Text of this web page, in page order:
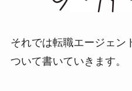
それでは転職エージェン
ついて書いていきます。